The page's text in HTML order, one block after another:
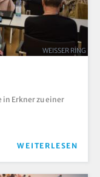
WEISSER RING
in Erkner zu einer
WEITERLESEN